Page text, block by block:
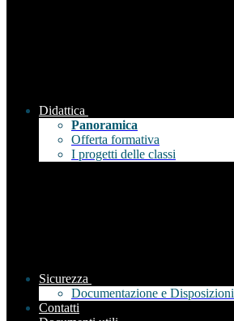
Didattica
Panoramica
Offerta formativa
I progetti delle classi
Sicurezza
Documentazione e Disposizioni
Contatti